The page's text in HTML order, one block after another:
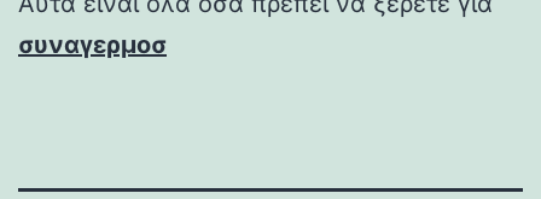
συναγερμοσ